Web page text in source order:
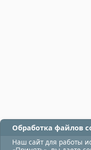
Обработка файлов
Наш сайт для работы